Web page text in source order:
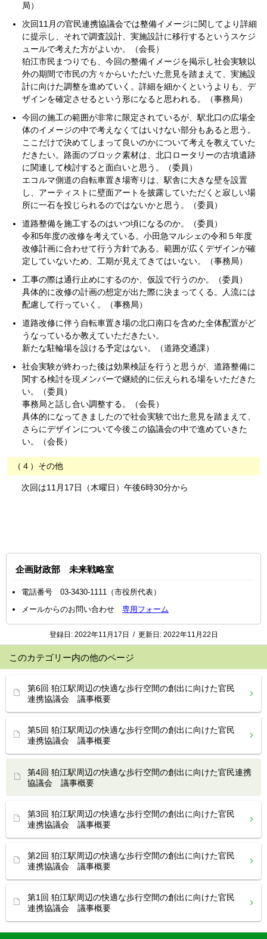
局）
次回11月の官民連携協議会では整備イメージに関してより詳細
に提示し、それで調査設計、実施設計に移行するというスケジ
ュールで考えた方がよいか。（会長）
狛江市民まつりでも、今回の整備イメージを掲示し社会実験以
外の期間で市民の方々からいただいた意見を踏まえて、実施設
計に向けた調整を進めていく。詳細を細かくというよりも、デ
ザインを確定させるという形になると思われる。（事務局）
今回の施工の範囲が非常に限定されているが、駅北口の広場全
体のイメージの中で考えなくてはいけない部分もあると思う。
ここだけで決めてしまって良いのかについて考えを教えていた
だきたい。路面のブロック素材は、北口ロータリーの古墳遺跡
に関連して検討すると面白いと思う。（委員）
エコルマ側道の自転車置き場寄りは、駅舎に大きな壁を設置
し、アーティストに壁面アートを披露していただくと寂しい場
所に一石を投じられるのではないかと思う。（委員）
道路整備を施工するのはいつ頃になるのか。（委員）
令和5年度の改修を考えている。小田急マルシェの令和５年度
改修計画に合わせて行う方針である。範囲が広くデザインが確
定していないため、工期が見えてきてはいない。（事務局）
工事の際は通行止めにするのか、仮設で行うのか。（委員）
具体的に改修の計画の想定が出た際に決まってくる。人流には
配慮して行っていく。（事務局）
道路改修に伴う自転車置き場の北口南口を含めた全体配置がど
うなっているか教えていただきたい。
新たな駐輪場を設ける予定はない。（道路交通課）
社会実験が終わった後は効果検証を行うと思うが、道路整備に
関する検討を現メンバーで継続的に伝えられる場をいただきた
い。（委員）
事務局と話し合い調整する。（会長）
具体的になってきましたので社会実験で出た意見を踏まえて、
さらにデザインについて今後この協議会の中で進めていきた
い。（会長）
（４）その他
次回は11月17日（木曜日）午後6時30分から
企画財政部 未来戦略室
電話番号 03-3430-1111（市役所代表）
メールからのお問い合わせ 専用フォーム
登録日: 2022年11月17日 / 更新日: 2022年11月22日
このカテゴリー内の他のページ
第6回 狛江駅周辺の快適な歩行空間の創出に向けた官民
連携協議会 議事概要
第5回 狛江駅周辺の快適な歩行空間の創出に向けた官民
連携協議会 議事概要
第4回 狛江駅周辺の快適な歩行空間の創出に向けた官民連携
協議会 議事概要
第3回 狛江駅周辺の快適な歩行空間の創出に向けた官民
連携協議会 議事概要
第2回 狛江駅周辺の快適な歩行空間の創出に向けた官民
連携協議会 議事概要
第1回 狛江駅周辺の快適な歩行空間の創出に向けた官民
連携協議会 議事概要